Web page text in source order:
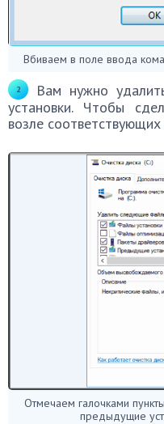
Вбиваем в поле ввода
Вам нужно
установки. Чтобы
возле
Отмечаем галочками
предыдущие